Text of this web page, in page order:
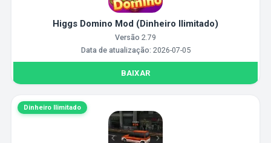
Higgs Domino Mod (Dinheiro Ilimitado)
Versão 2.79
Data de atualização: 2026-07-05
BAIXAR
Dinheiro Ilimitado